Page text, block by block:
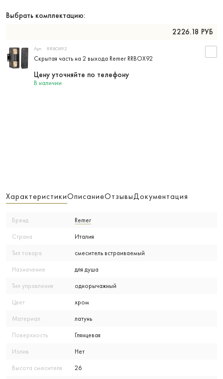
Выбрать комплектацию:
2226.18 РУБ
Скрытая часть на 2 выхода Remer RRBOX92
Арт: RRBOX92
В наличии
Цену уточняйте по телефону
ХарактеристикиОписаниеОтзывыДокументация
Бренд Remer
Страна Италия
Тип товара смеситель встраиваемый
Назначение для душа
Тип управления однорычажный
Цвет хром
Материал латунь
Поверхность Глянцевая
Излив Нет
Высота смесителя 26